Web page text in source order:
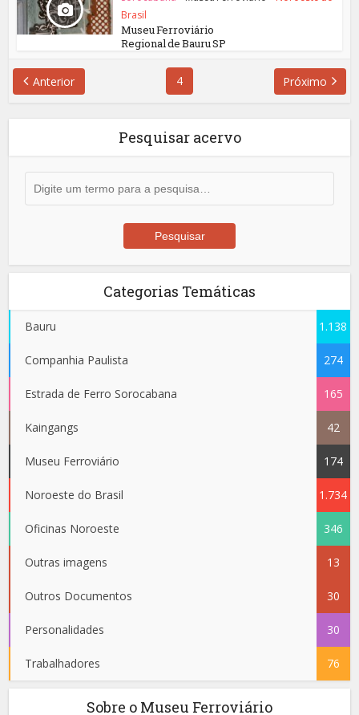
Brasil
Museu Ferroviário
Regional de Bauru SP
Anterior 4 Próximo
Pesquisar acervo
Categorias Temáticas
Bauru 1.138
Companhia Paulista 274
Estrada de Ferro Sorocabana 165
Kaingangs 42
Museu Ferroviário 174
Noroeste do Brasil 1.734
Oficinas Noroeste 346
Outras imagens 13
Outros Documentos 30
Personalidades 30
Trabalhadores 76
Sobre o Museu Ferroviário